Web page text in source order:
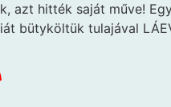
azt hitték saját műve!
bütyköltük tulajával